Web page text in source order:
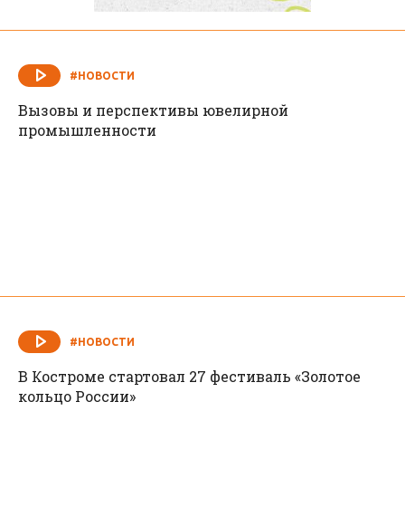
#НОВОСТИ
Вызовы и перспективы ювелирной
промышленности
#НОВОСТИ
В Костроме стартовал 27 фестиваль «Золотое
кольцо России»